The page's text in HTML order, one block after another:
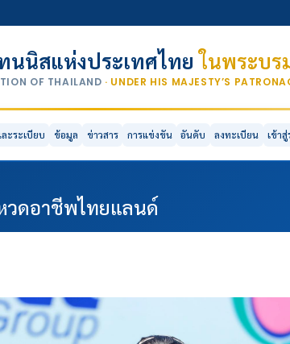
นนิสแห่งประเทศไทยในพระบร
OF THAILAND · UNDER HIS MAJESTY’S
ะระเบียบ ข้อมูล ข่าวสาร การแข่งขัน อันดับ ลงทะเบียน เข้า
วดอาชีพไทยแลนด์